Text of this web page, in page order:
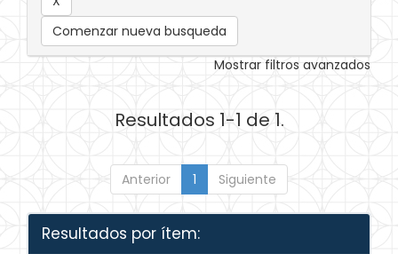
Comenzar nueva busqueda
Mostrar filtros avanzados
Resultados 1-1 de 1.
Anterior 1 Siguiente
Resultados por ítem: